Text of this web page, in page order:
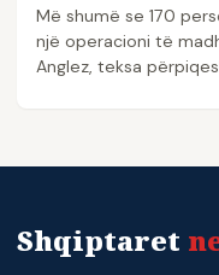
Më shumë se 170
një operacioni të
Anglez, teksa
Shqiptaret